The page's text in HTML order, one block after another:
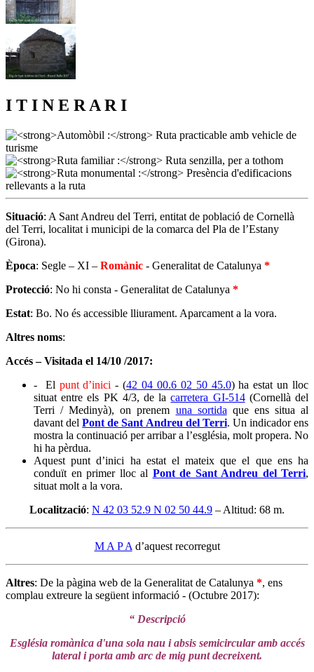
I T I N E R A R I
Situació: A Sant Andreu del Terri, entitat de població de Cornellà
del Terri, localitat i municipi de la comarca del Pla de l’Estany
(Girona).
Època: Segle – XI – Romànic - Generalitat de Catalunya *
Protecció: No hi consta - Generalitat de Catalunya *
Estat: Bo. No és accessible lliurament. Aparcament a la vora.
Altres noms:
Accés – Visitada el 14/10 /2017:
- El punt d’inici - (42 04 00.6 02 50 45.0) ha estat un lloc
situat entre els PK 4/3, de lacarretera GI-514(Cornellà del
Terri / Medinyà), on prenem una sortida que ens situa al
davant delPont de Sant Andreu del Terri. Un indicador ens
mostra la continuació per arribar a l’església, molt propera. No
hi ha pèrdua.
Aquest punt d’inici ha estat el mateix que el que ens ha
conduït en primer lloc al Pont de Sant Andreu del Terri,
situat molt a la vora.
Localització: N 42 03 52.9 N 02 50 44.9 – Altitud: 68 m.
M A P A d’aquest recorregut
Altres: De la pàgina web de la Generalitat de Catalunya *, ens
complau extreure la següent informació - (Octubre 2017):
“ Descripció
Església romànica d'una sola nau i absis semicircular amb accés
lateral i porta amb arc de mig punt decreixent.